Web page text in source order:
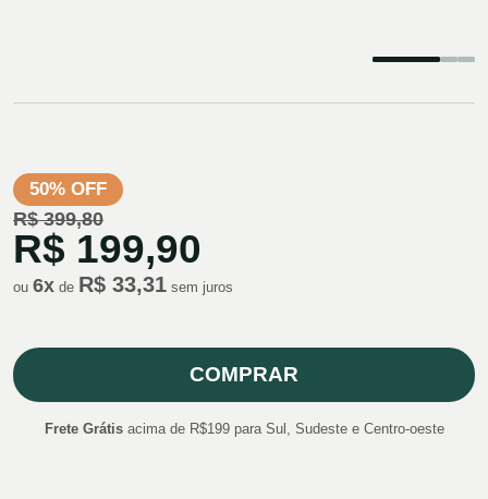
R$ 399,80
R$ 199,90
ou 6x de R$ 33,31
50% OFF
COMPRAR
Frete Grátisacima de R$199 para Sul, Sudeste e Centro-oeste